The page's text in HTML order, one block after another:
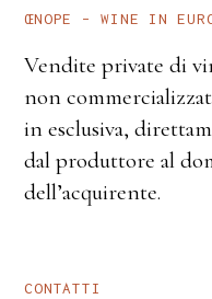
ŒNOPE – WINE IN
Vendite private di
non
in esclusiva,
dal produttore al
dell’acquirente.
CONTATTI